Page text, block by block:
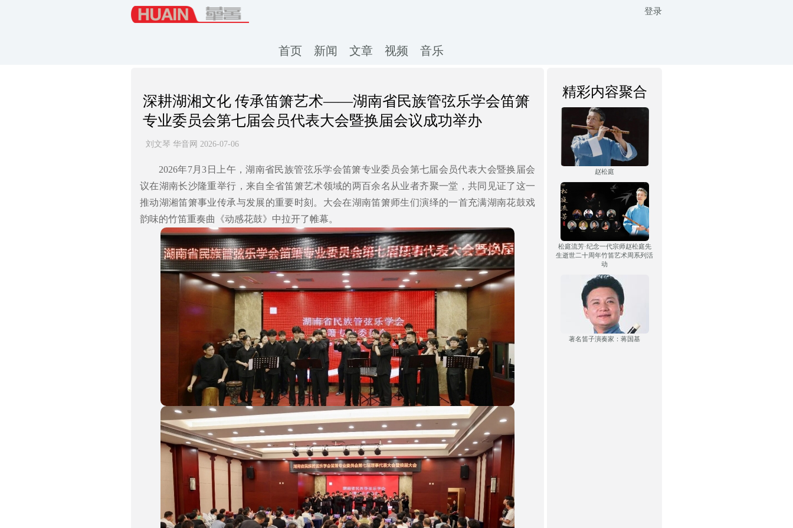
首页 新闻 文章 视频 音乐
登录
深耕湖湘文化 传承笛箫艺术——湖南省民族管弦乐学会笛箫
专业委员会第七届会员代表大会暨换届会议成功举办
刘文琴 华音网 2026-07-06
2026年7月3日上午，湖南省民族管弦乐学会笛箫专业委员会第七届会员代表大会暨换届会
议在湖南长沙隆重举行，来自全省笛箫艺术领域的两百余名从业者齐聚一堂，共同见证了这一
推动湖湘笛箫事业传承与发展的重要时刻。大会在湖南笛箫师生们演绎的一首充满湖南花鼓戏
韵味的竹笛重奏曲《动感花鼓》中拉开了帷幕。
精彩内容聚合
赵松庭
松庭流芳·纪念一代宗师赵松庭先
生逝世二十周年竹笛艺术周系列活
动
著名笛子演奏家：蒋国基